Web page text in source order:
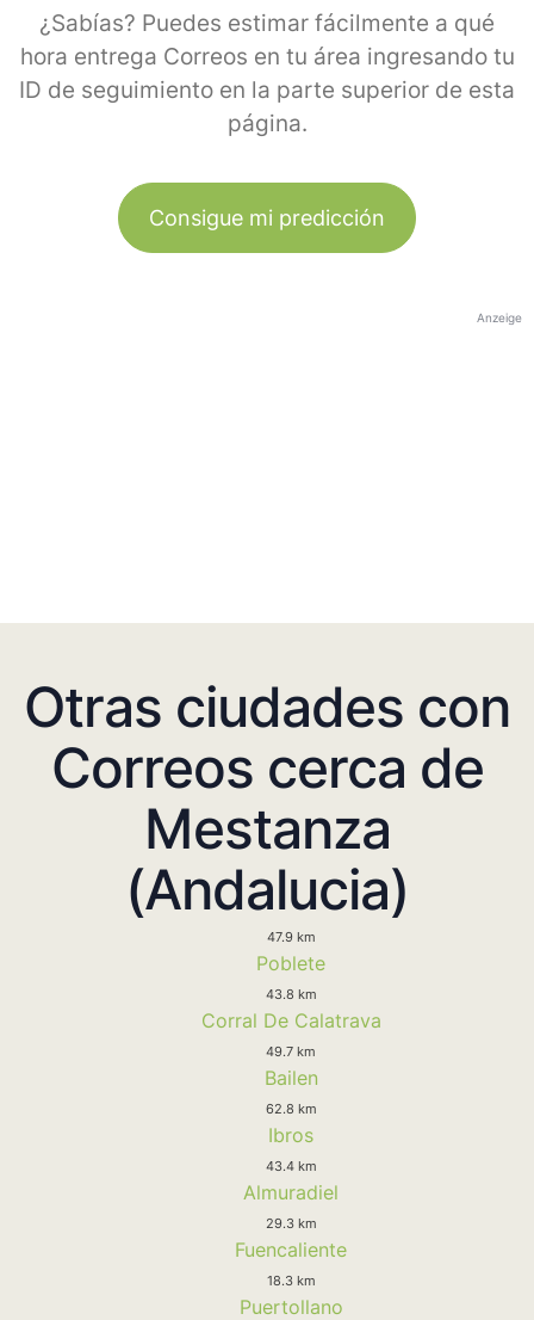
¿Sabías? Puedes estimar fácilmente a qué
hora entrega Correos en tu área ingresando tu
ID de seguimiento en la parte superior de esta
página.
Consigue mi predicción
Anzeige
Otras ciudades con
Correos cerca de
Mestanza
(Andalucia)
47.9 km
Poblete
43.8 km
Corral De Calatrava
49.7 km
Bailen
62.8 km
Ibros
43.4 km
Almuradiel
29.3 km
Fuencaliente
18.3 km
Puertollano